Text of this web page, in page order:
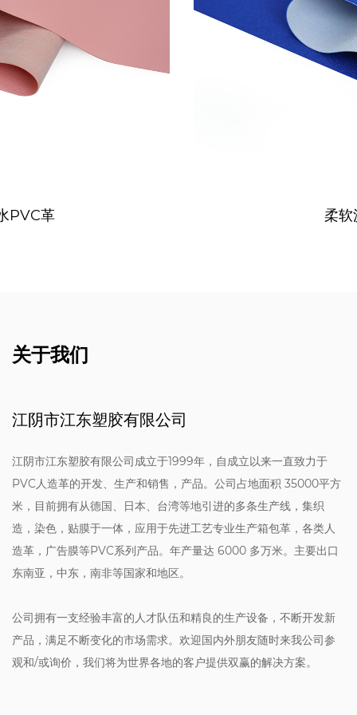
关于我们
江阴市江东塑胶有限公司
江阴市江东塑胶有限公司成立于1999年，自成立以来一直致力于
PVC人造革的开发、生产和销售，产品。公司占地面积 35000平方
米，目前拥有从德国、日本、台湾等地引进的多条生产线，集织
造，染色，贴膜于一体，应用于先进工艺专业生产箱包革，各类人
造革，广告膜等PVC系列产品。年产量达 6000 多万米。主要出口
东南亚，中东，南非等国家和地区。
公司拥有一支经验丰富的人才队伍和精良的生产设备，不断开发新
产品，满足不断变化的市场需求。欢迎国内外朋友随时来我公司参
观和/或询价，我们将为世界各地的客户提供双赢的解决方案。